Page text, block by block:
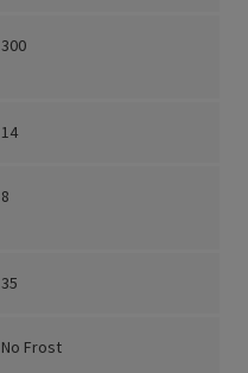
300
14
8
35
No Frost